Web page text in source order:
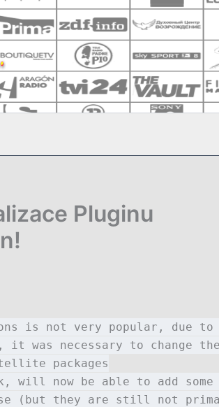
Pluginu
is not very popular, due
was necessary to change
packages
will now be able to add
(but they are still not